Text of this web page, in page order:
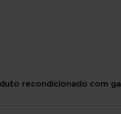
recondicionado com